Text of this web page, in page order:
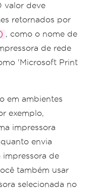
valor deve
retornados por
, como o nome de
de rede
'Microsoft Print
em ambientes
exemplo,
impressora
envia
impressora de
também usar
selecionada no